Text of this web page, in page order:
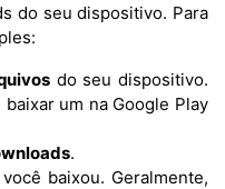
do seu dispositivo. Para
do seu dispositivo.
um na Google Play
.
baixou. Geralmente,